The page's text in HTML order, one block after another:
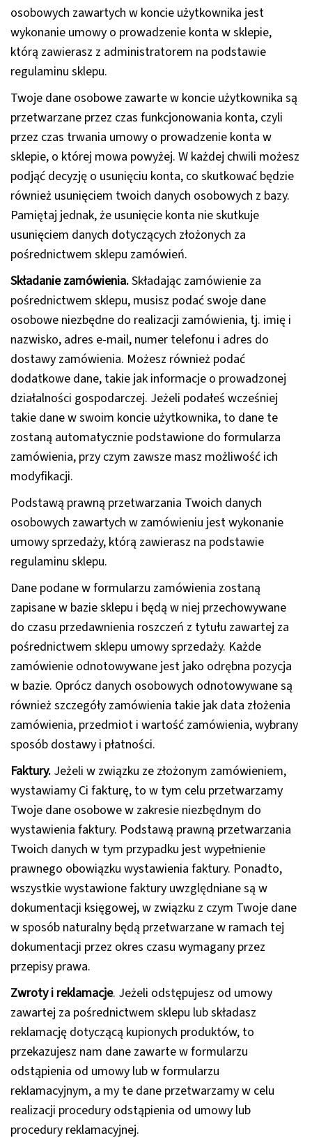
osobowych zawartych w koncie użytkownika jest
wykonanie umowy o prowadzenie konta w sklepie,
którą zawierasz z administratorem na podstawie
regulaminu sklepu.
Twoje dane osobowe zawarte w koncie użytkownika są
przetwarzane przez czas funkcjonowania konta, czyli
przez czas trwania umowy o prowadzenie konta w
sklepie, o której mowa powyżej. W każdej chwili możesz
podjąć decyzję o usunięciu konta, co skutkować będzie
również usunięciem twoich danych osobowych z bazy.
Pamiętaj jednak, że usunięcie konta nie skutkuje
usunięciem danych dotyczących złożonych za
pośrednictwem sklepu zamówień.
Składanie zamówienia.Składając zamówienie za
pośrednictwem sklepu, musisz podać swoje dane
osobowe niezbędne do realizacji zamówienia, tj. imię i
nazwisko, adres e-mail, numer telefonu i adres do
dostawy zamówienia. Możesz również podać
dodatkowe dane, takie jak informacje o prowadzonej
działalności gospodarczej. Jeżeli podałeś wcześniej
takie dane w swoim koncie użytkownika, to dane te
zostaną automatycznie podstawione do formularza
zamówienia, przy czym zawsze masz możliwość ich
modyfikacji.
Podstawą prawną przetwarzania Twoich danych
osobowych zawartych w zamówieniu jest wykonanie
umowy sprzedaży, którą zawierasz na podstawie
regulaminu sklepu.
Dane podane w formularzu zamówienia zostaną
zapisane w bazie sklepu i będą w niej przechowywane
do czasu przedawnienia roszczeń z tytułu zawartej za
pośrednictwem sklepu umowy sprzedaży. Każde
zamówienie odnotowywane jest jako odrębna pozycja
w bazie. Oprócz danych osobowych odnotowywane są
również szczegóły zamówienia takie jak data złożenia
zamówienia, przedmiot i wartość zamówienia, wybrany
sposób dostawy i płatności.
Faktury. Jeżeli w związku ze złożonym zamówieniem,
wystawiamy Ci fakturę, to w tym celu przetwarzamy
Twoje dane osobowe w zakresie niezbędnym do
wystawienia faktury. Podstawą prawną przetwarzania
Twoich danych w tym przypadku jest wypełnienie
prawnego obowiązku wystawienia faktury. Ponadto,
wszystkie wystawione faktury uwzględniane są w
dokumentacji księgowej, w związku z czym Twoje dane
w sposób naturalny będą przetwarzane w ramach tej
dokumentacji przez okres czasu wymagany przez
przepisy prawa.
Zwroty i reklamacje. Jeżeli odstępujesz od umowy
zawartej za pośrednictwem sklepu lub składasz
reklamację dotyczącą kupionych produktów, to
przekazujesz nam dane zawarte w formularzu
odstąpienia od umowy lub w formularzu
reklamacyjnym, a my te dane przetwarzamy w celu
realizacji procedury odstąpienia od umowy lub
procedury reklamacyjnej.